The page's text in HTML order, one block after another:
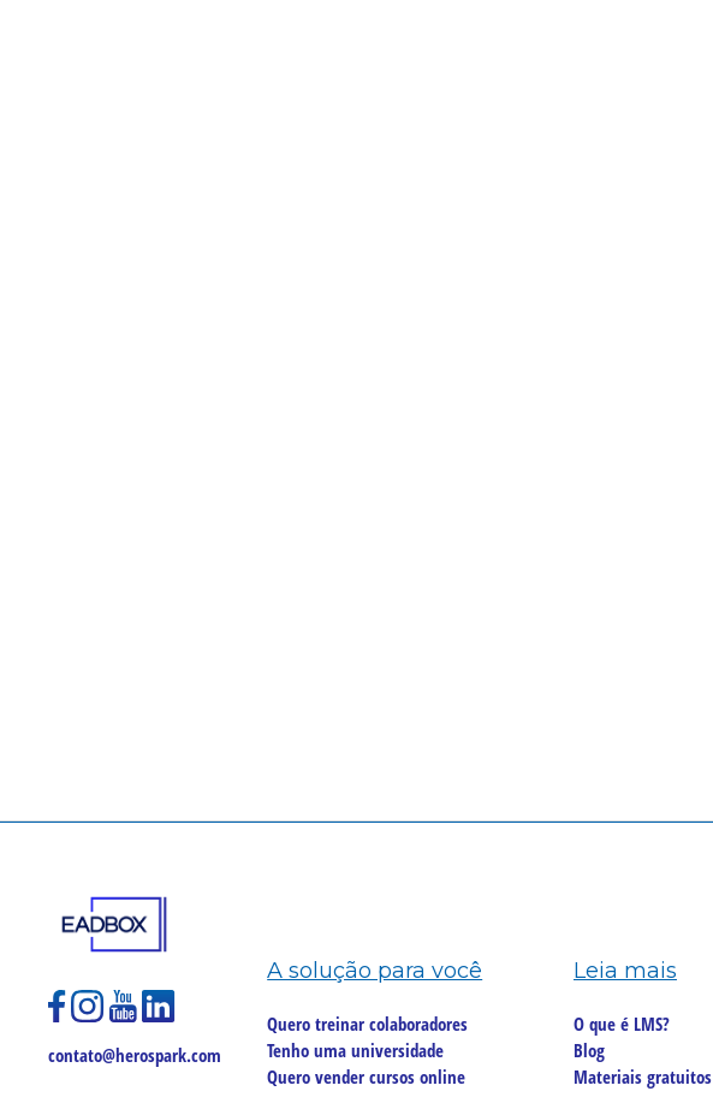
contato@herospark.com
A solução para você
Quero treinar colaboradores
Tenho uma universidade
Quero vender cursos online
Leia mais
O que é LMS?
Blog
Materiais gratuitos